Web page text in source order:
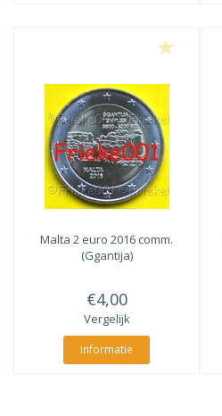
Malta 2 euro 2016 comm.
(Ggantija)
€4,00
Vergelijk
Informatie